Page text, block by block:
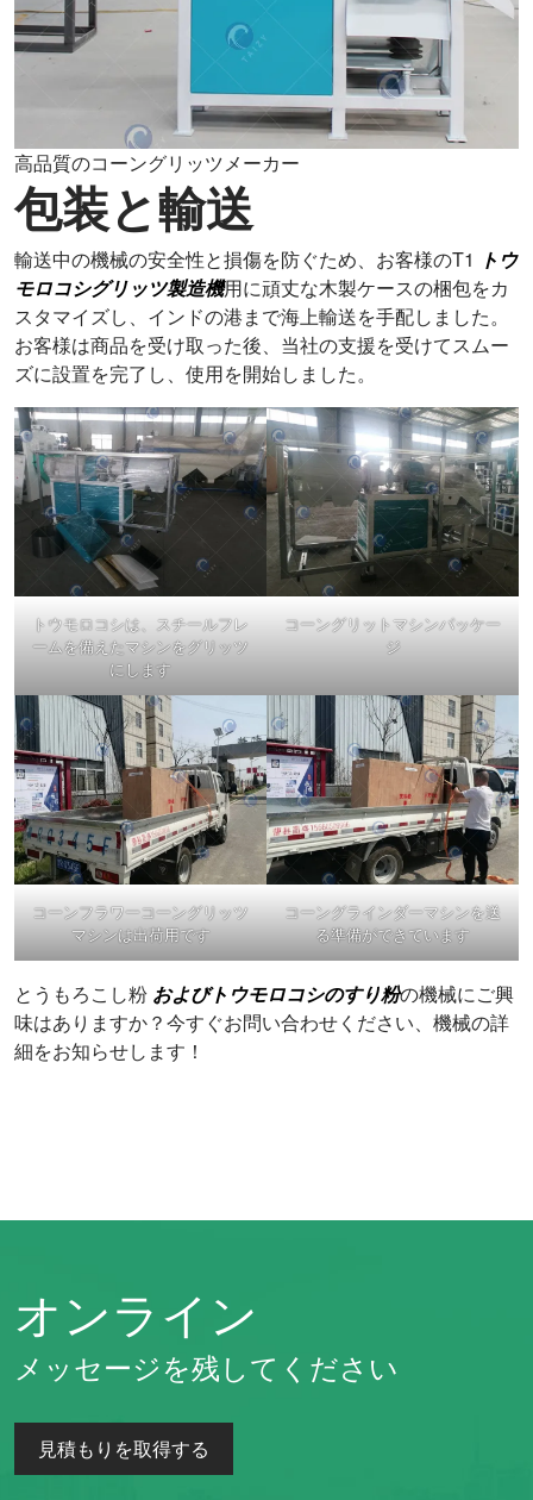
高品質のコーングリッツメーカー
包装と輸送
輸送中の機械の安全性と損傷を防ぐため、お客様のT1 トウ
モロコシグリッツ製造機用に頑丈な木製ケースの梱包をカ
スタマイズし、インドの港まで海上輸送を手配しました。
お客様は商品を受け取った後、当社の支援を受けてスムー
ズに設置を完了し、使用を開始しました。
トウモロコシは、スチールフレ
ームを備えたマシンをグリッツ
にします
コーングリットマシンパッケー
ジ
コーンフラワーコーングリッツ
マシンは出荷用です
コーングラインダーマシンを送
る準備ができています
とうもろこし粉 およびトウモロコシのすり粉の機械にご興
味はありますか？今すぐお問い合わせください、機械の詳
細をお知らせします！
オンライン
メッセージを残してください
見積もりを取得する